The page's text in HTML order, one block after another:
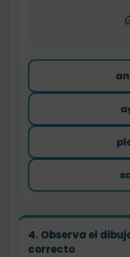
4. Observa el
correcto